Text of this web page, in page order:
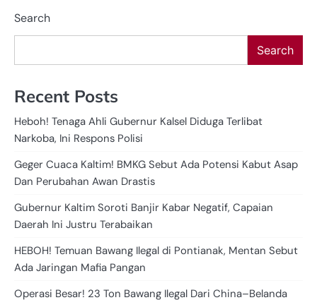
Search
Search
Recent Posts
Heboh! Tenaga Ahli Gubernur Kalsel Diduga Terlibat
Narkoba, Ini Respons Polisi
Geger Cuaca Kaltim! BMKG Sebut Ada Potensi Kabut Asap
Dan Perubahan Awan Drastis
Gubernur Kaltim Soroti Banjir Kabar Negatif, Capaian
Daerah Ini Justru Terabaikan
HEBOH! Temuan Bawang Ilegal di Pontianak, Mentan Sebut
Ada Jaringan Mafia Pangan
Operasi Besar! 23 Ton Bawang Ilegal Dari China–Belanda